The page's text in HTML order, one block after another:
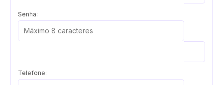
Senha:
Telefone: